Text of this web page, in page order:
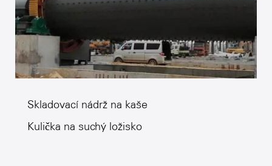
Skladovací nádrž na kaše
Kulička na suchý ložisko